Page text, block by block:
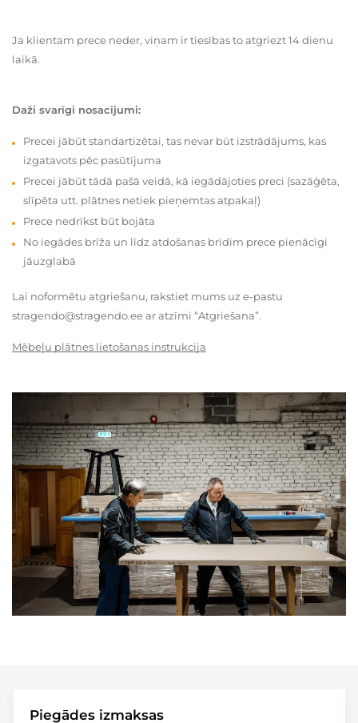
Ja klientam prece neder, viņam ir tiesības to atgriezt 14 dienu
laikā.
Daži svarīgi nosacījumi:
Precei jābūt standartizētai, tas nevar būt izstrādājums, kas
izgatavots pēc pasūtījuma
Precei jābūt tādā pašā veidā, kā iegādājoties preci (sazāģēta,
slīpēta utt. plātnes netiek pieņemtas atpakaļ)
Prece nedrīkst būt bojāta
No iegādes brīža un līdz atdošanas brīdim prece pienācīgi
jāuzglabā
Lai noformētu atgriešanu, rakstiet mums uz e-pastu
stragendo@stragendo.ee ar atzīmi “Atgriešana”.
Mēbeļu plātnes lietošanas instrukcija
Piegādes izmaksas